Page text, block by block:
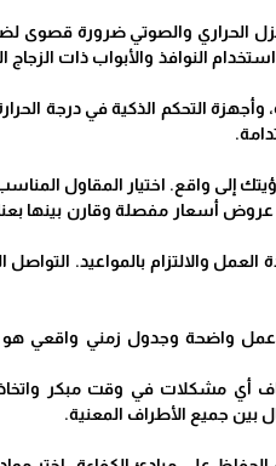
الحراري والصوتي ضرورة قصوى
النوافذ والأبواب ذات الزجاج
التحكم الذكية في درجة
واقع. اختيار المقاول
أسعار مفصلة وقارن بينها
والالتزام بالمواعيد.
عمل واضحة وجدول زمني واقعي هو
أي مشكلات في وقت مبكر واتخاذ
بين جميع الأطراف المعنية.